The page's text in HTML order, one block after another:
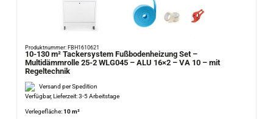
Produktnummer: FBH1610621
10-130 m² Tackersystem Fußbodenheizung Set –
Multidämmrolle 25-2 WLG045 – ALU 16×2 – VA 10 – mit
Regeltechnik
Versand per Spedition
Verfügbar, Lieferzeit: 3-5 Arbeitstage
Verlegefläche:10 m²